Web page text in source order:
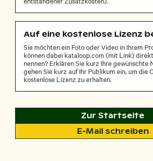
Auf eine kostenlose Lizenz
Sie möchten ein Foto oder Video in Ihrem
können dabei kataloop.com (mit Link)
nennen? Erklären Sie kurz Ihre gewünschte
gehen Sie kurz auf Ihr Publikum ein, um die
kostenlose Lizenz zu erhalten.
Zur Startseite
E-Mail schreiben